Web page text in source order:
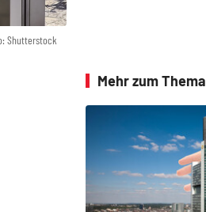
Shutterstock
Mehr zum Thema